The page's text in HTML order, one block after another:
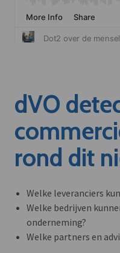
dVO
rond dit
Welke leveranciers
Welke bedrijven
onderneming?
Welke partners en